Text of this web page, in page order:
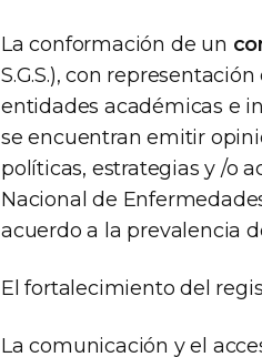
La conformación de un
S.G.S.), con
entidades académicas e
se encuentran emitir
políticas, estrategias y /o
Nacional de
acuerdo a la prevalencia
El fortalecimiento del
La comunicación y el